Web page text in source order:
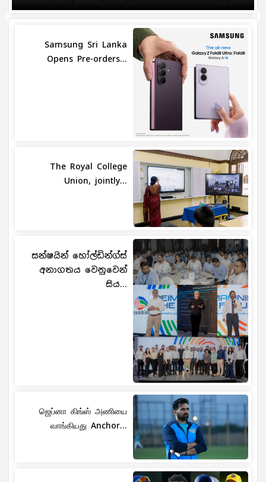
Samsung Sri Lanka
Opens Pre-orders...
The Royal College
Union, jointly...
සන්ෂයින් හෝල්ඩින්ග්ස්
අනාගතය වෙනුවෙන්
සිය...
ஜெப்னா கிங்ஸ் அணியை
வாங்கியது Anchor...